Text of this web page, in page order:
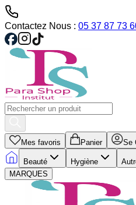
Contactez Nous : 05 37 87 73
Mes favoris Panier Se
Beauté Hygiène
MARQUES